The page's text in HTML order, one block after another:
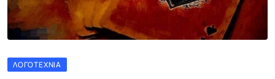
ΛΟΓΟΤΕΧΝΊΑ